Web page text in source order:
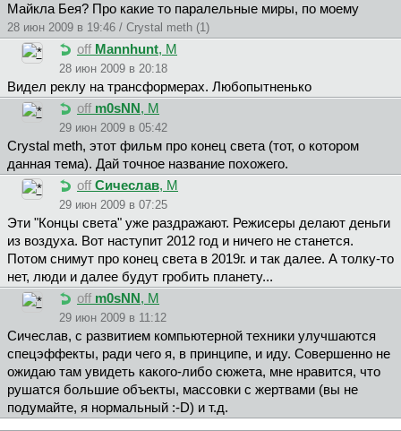
Майкла Бея? Про какие то паралельные миры, по моему
28 июн 2009 в 19:46 / Crystal meth (1)
off Mannhunt, М
28 июн 2009 в 20:18
Видел реклу на трансформерах. Любопытненько
off m0sNN , М
29 июн 2009 в 05:42
Crystal meth, этот фильм про конец света (тот, о котором
данная тема). Дай точное название похожего.
off Cичecлaв, М
29 июн 2009 в 07:25
Эти "Концы света" уже раздражают. Режисеры делают деньги
из воздуха. Вот наступит 2012 год и ничего не станется.
Потом снимут про конец света в 2019г. и так далее. А толку-то
нет, люди и далее будут гробить планету...
off m0sNN , М
29 июн 2009 в 11:12
Cичecлaв, с развитием компьютерной техники улучшаются
спецэффекты, ради чего я, в принципе, и иду. Совершенно не
ожидаю там увидеть какого-либо сюжета, мне нравится, что
рушатся большие объекты, массовки с жертвами (вы не
подумайте, я нормальный :-D) и т.д.